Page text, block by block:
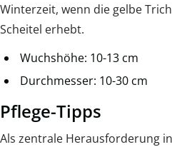
Winterzeit, wenn die gelbe
Scheitel erhebt.
Wuchshöhe: 10-13 cm
Durchmesser: 10-30 cm
Pflege-Tipps
Als zentrale Herausforderung